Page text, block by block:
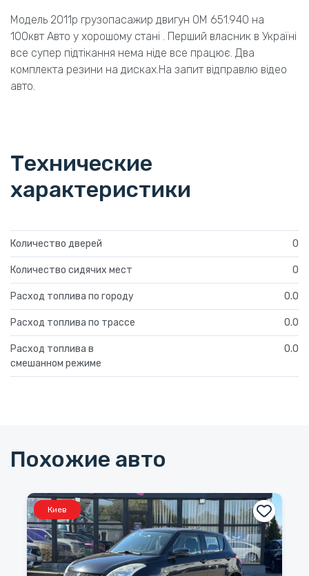
Технические
характеристики
Количество дверей 0
Количество сидячих мест 0
Расход топлива по городу 0.0
Расход топлива по трассе 0.0
Расход топлива в
смешанном режиме
0.0
Модель 2011р грузопасажир двигун OM 651.940 на
100квт Авто у хорошому стані . Перший власник в Україні
все супер підтікання нема ніде все працює. Два
комплекта резини на дисках.На запит відправлю відео
авто.
Похожие авто
Киев